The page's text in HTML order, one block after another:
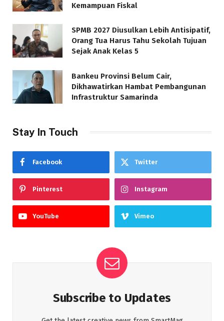
Kemampuan Fiskal
SPMB 2027 Diusulkan Lebih Antisipatif,
Orang Tua Harus Tahu Sekolah Tujuan
Sejak Anak Kelas 5
Bankeu Provinsi Belum Cair,
Dikhawatirkan Hambat Pembangunan
Infrastruktur Samarinda
Stay In Touch
Facebook Twitter
Pinterest Instagram
YouTube Vimeo
Subscribe to Updates